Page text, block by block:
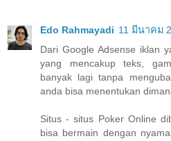
Edo Rahmayadi 11 มีนาคม
Dari Google Adsense iklan
yang mencakup teks,
banyak lagi tanpa
anda bisa menentukan
Situs - situs Poker Online
bisa bermain dengan